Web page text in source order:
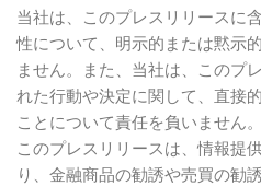
当社は、このプレスリリースに
性について、明示的または黙示
ません。また、当社は、このプ
れた行動や決定に関して、直接
ことについて責任を負いません。
このプレスリリースは、情報提
り、金融商品の勧誘や売買の勧